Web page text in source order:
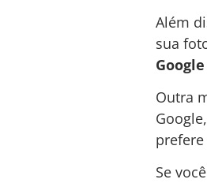
Além
sua
Outra
Se